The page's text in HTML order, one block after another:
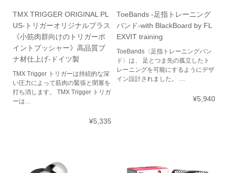
TMX TRIGGER ORIGINAL PL
US-トリガーオリジナルプラス
《小筋肉群向けのトリガーポ
イントプッシャー》高品質ブ
ナ材仕上げ-ドイツ製
TMX Trigger トリガーは持続的な深
い圧力によって筋肉の緊張と閉塞を
打ち消します。 TMX Trigger トリガ
ーは…
¥5,335
ToeBands -足指トレーニング
バンド-with BlackBoard by FL
EXVIT training
ToeBands〈足指トレーニングバン
ド〉は、 足とつま先の孤立したト
レーニングを可能にするようにデザ
イン設計されました。 …
¥5,940